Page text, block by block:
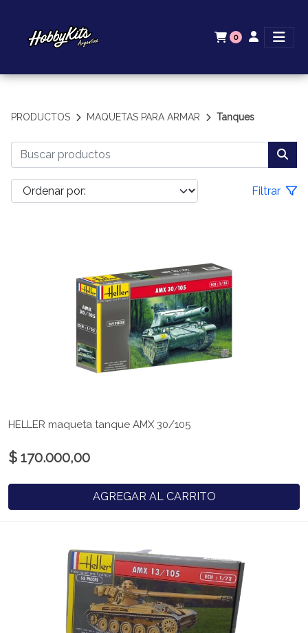
0
PRODUCTOS MAQUETAS PARA ARMAR Tanques
Filtrar
HELLER maqueta tanque AMX 30/105
$ 170.000,00
AGREGAR AL CARRITO